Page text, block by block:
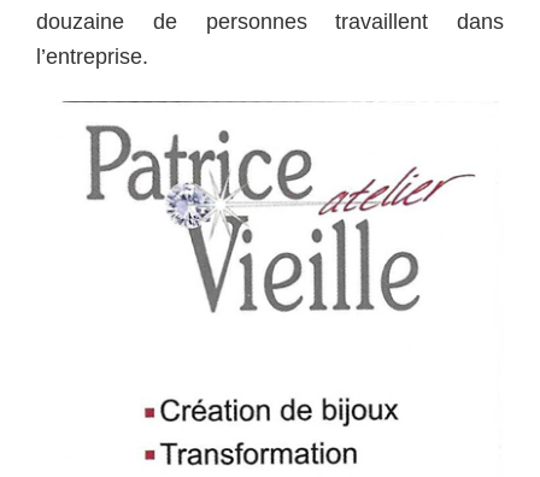
douzaine de personnes travaillent dans
l’entreprise.